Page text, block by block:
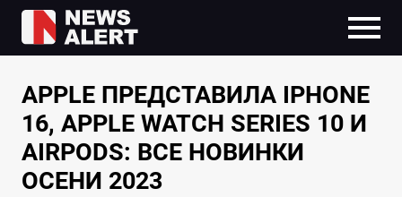
APPLE ПРЕДСТАВИЛА IPHONE
16, APPLE WATCH SERIES 10 И
AIRPODS: ВСЕ НОВИНКИ
ОСЕНИ 2023